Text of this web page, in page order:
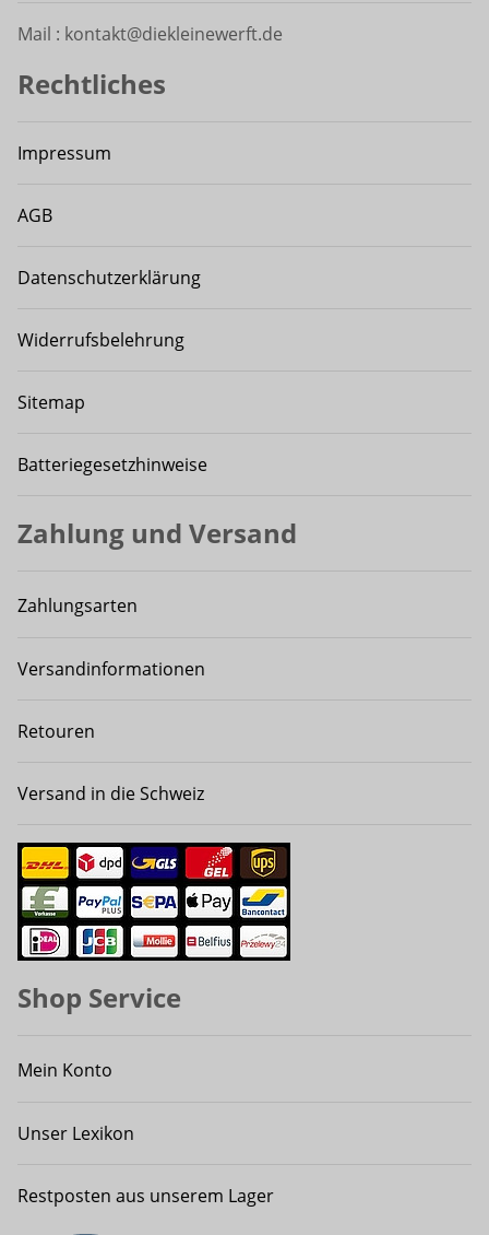
Mail : kontakt@diekleinewerft.de
Rechtliches
Impressum
AGB
Datenschutzerklärung
Widerrufsbelehrung
Sitemap
Batteriegesetzhinweise
Zahlung und Versand
Zahlungsarten
Versandinformationen
Retouren
Versand in die Schweiz
Shop Service
Mein Konto
Unser Lexikon
Restposten aus unserem Lager